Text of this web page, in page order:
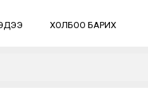
ХОЛБОО БАРИХ